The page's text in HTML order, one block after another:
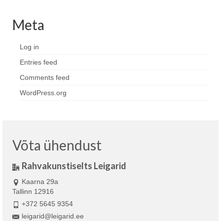
Meta
Log in
Entries feed
Comments feed
WordPress.org
Võta ühendust
Rahvakunstiselts Leigarid
Kaarna 29a
Tallinn 12916
+372 5645 9354
leigarid@leigarid.ee